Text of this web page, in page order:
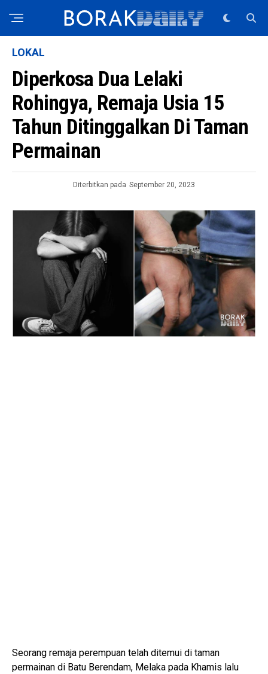
LOKAL
Diperkosa Dua Lelaki
Rohingya, Remaja Usia 15
Tahun Ditinggalkan Di Taman
Permainan
Diterbitkan pada September 20, 2023
Seorang remaja perempuan telah ditemui di taman
permainan di Batu Berendam, Melaka pada Khamis lalu